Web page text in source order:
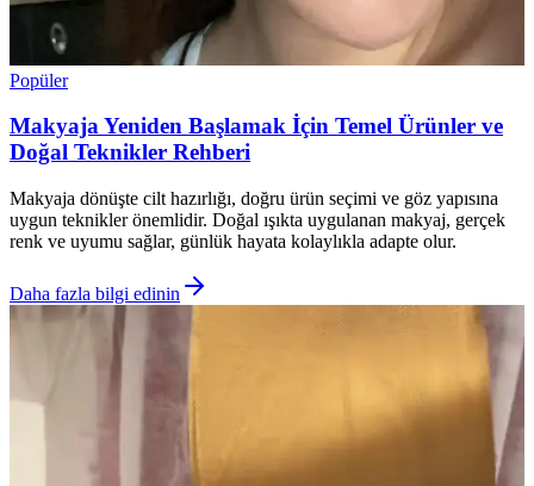
Popüler
Makyaja Yeniden Başlamak İçin Temel Ürünler ve
Doğal Teknikler Rehberi
Makyaja dönüşte cilt hazırlığı, doğru ürün seçimi ve göz yapısına
uygun teknikler önemlidir. Doğal ışıkta uygulanan makyaj, gerçek
renk ve uyumu sağlar, günlük hayata kolaylıkla adapte olur.
Daha fazla bilgi edinin